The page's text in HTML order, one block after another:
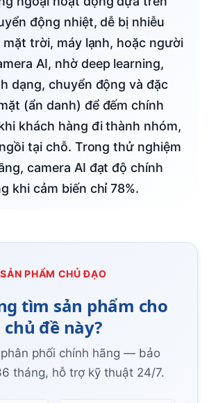
động nhiệt, dễ bị nhiễu
mặt trời, máy lạnh, hoặc người
AI, nhờ deep learning,
dạng, chuyển động và đặc
(ẩn danh) để đếm chính
khách hàng đi thành nhóm,
tại chỗ. Trong thử nghiệm
camera AI đạt độ chính
khi cảm biến chỉ 78%.
SẢN PHẨM CHỦ ĐẠO
tìm sản phẩm cho
chủ đề này?
phối chính hãng — bảo
tháng, hỗ trợ kỹ thuật 24/7.